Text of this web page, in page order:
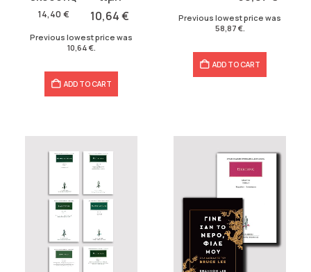
14,40 €
was:
10,64€
Previous lowest price was
10,64 €.
ADD TO CART
Previous lowest price was
58,87 €.
ADD TO CART